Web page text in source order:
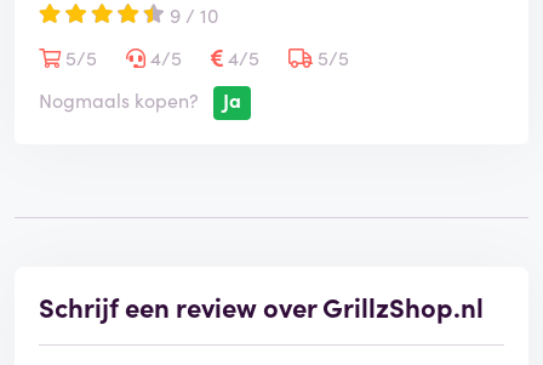
g
e
v
e
i
r
d
9 / 10
5/5
4/5 4/5
5/5
Nogmaals kopen?
Ja
Schrijf een review over GrillzShop.nl